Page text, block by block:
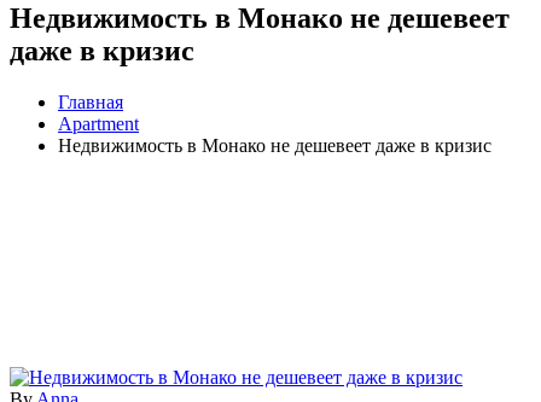
Недвижимость в Монако не дешевеет
даже в кризис
Главная
Apartment
Недвижимость в Монако не дешевеет даже в кризис